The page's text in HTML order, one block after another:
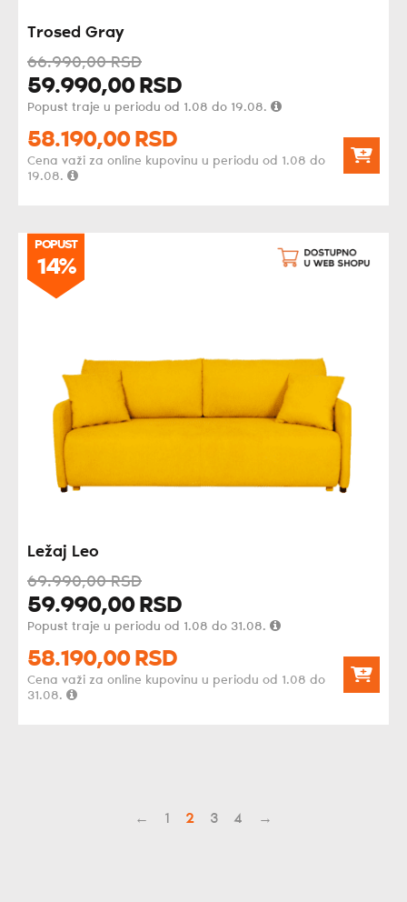
Trosed Gray
66.990,00 RSD
59.990,00 RSD
Popust traje u periodu od 1.08 do 19.08.
58.190,00 RSD
Cena važi za online kupovinu u periodu od 1.08 do
19.08.
POPUST
14%
Ležaj Leo
69.990,00 RSD
59.990,00 RSD
Popust traje u periodu od 1.08 do 31.08.
58.190,00 RSD
Cena važi za online kupovinu u periodu od 1.08 do
31.08.
← 1 2 3 4 →